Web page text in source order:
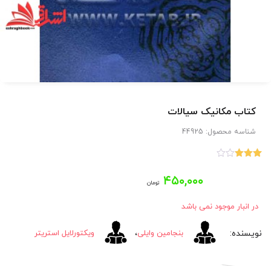
کتاب مکانیک سیالات
شناسه محصول: 44925
۴۵۰,۰۰۰ تومان
در انبار موجود نمی باشد
بنجامین وایلی، ویکتورلایل استریتر